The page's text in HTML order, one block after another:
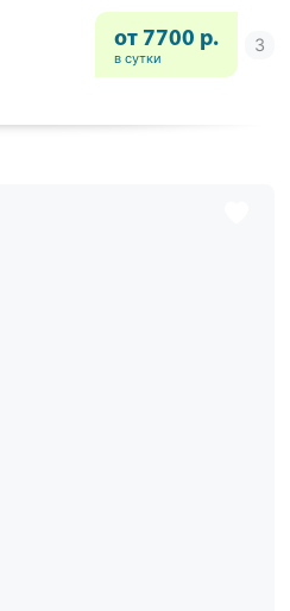
от 7700 р.
в сутки